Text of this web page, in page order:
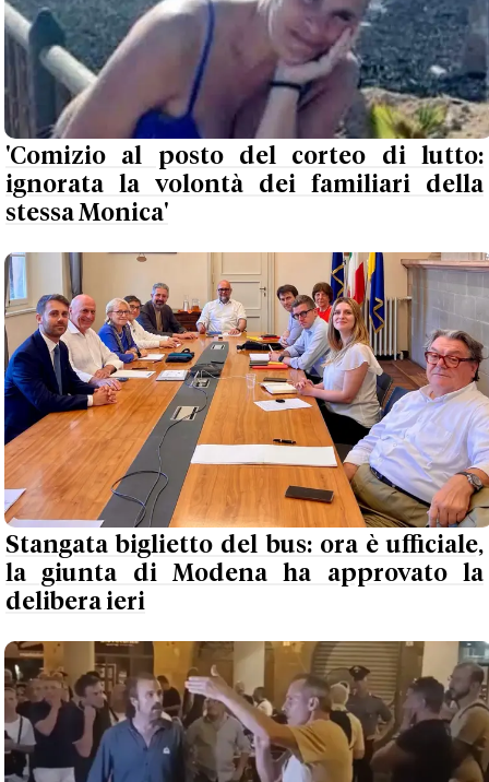
'Comizio al posto del corteo di lutto:
ignorata la volontà dei familiari della
stessa Monica'
Stangata biglietto del bus: ora è ufficiale,
la giunta di Modena ha approvato la
delibera ieri